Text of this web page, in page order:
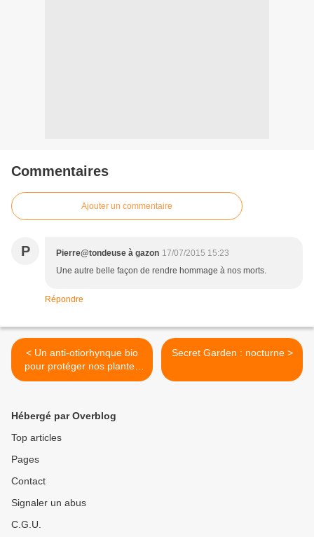
Commentaires
Ajouter un commentaire
P Pierre@tondeuse à gazon 17/07/2015 15:23
Une autre belle façon de rendre hommage à nos morts.
Répondre
< Un anti-otiorhynque bio
pour protéger nos plantes
cultivées en pots
Secret Garden : nocturne >
Hébergé par Overblog
Top articles
Pages
Contact
Signaler un abus
C.G.U.